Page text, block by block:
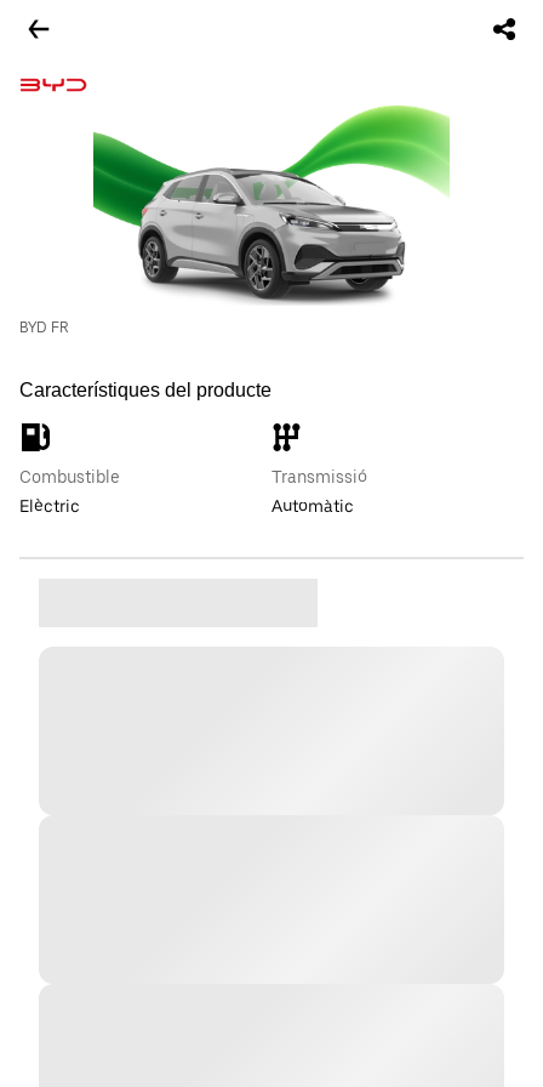
BYD FR
Característiques del producte
Combustible
Elèctric
Transmissió
Automàtic